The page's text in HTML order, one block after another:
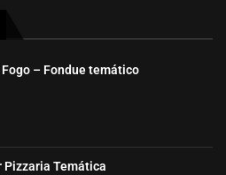
Fogo – Fondue temático
Pizzaria Temática